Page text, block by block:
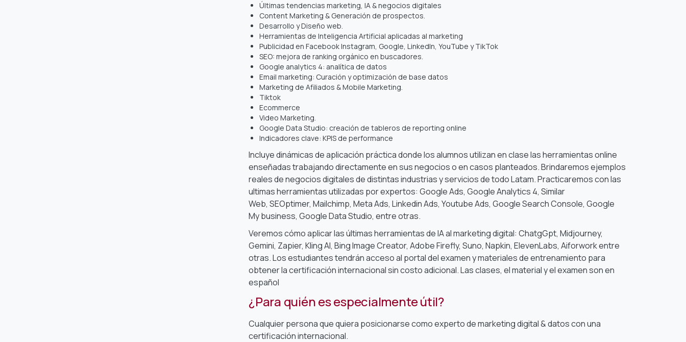
Últimas tendencias marketing, IA & negocios digitales
Content Marketing & Generación de prospectos.
Desarrollo y Diseño web.
Herramientas de Inteligencia Artificial aplicadas al marketing
Publicidad en Facebook Instagram, Google, LinkedIn, YouTube y TikTok
SEO: mejora de ranking orgánico en buscadores.
Google analytics 4: analítica de datos
Email marketing: Curación y optimización de base datos
Marketing de Afiliados & Mobile Marketing.
Tiktok
Ecommerce
Video Marketing.
Google Data Studio: creación de tableros de reporting online
Indicadores clave: KPIS de performance
Incluye dinámicas de aplicación práctica donde los alumnos utilizan en clase las herramientas online
enseñadas trabajando directamente en sus negocios o en casos planteados. Brindaremos ejemplos
reales de negocios digitales de distintas industrias y servicios de todo Latam. Practicaremos con las
ultimas herramientas utilizadas por expertos: Google Ads, Google Analytics 4, Similar
Web, SEOptimer, Mailchimp, Meta Ads, Linkedin Ads, Youtube Ads, Google Search Console, Google
My business, Google Data Studio, entre otras.
Veremos cómo aplicar las últimas herramientas de IA al marketing digital: ChatgGpt, Midjourney,
Gemini, Zapier, Kling AI, Bing Image Creator, Adobe Firefly, Suno, Napkin, ElevenLabs, Aiforwork entre
otras.Los estudiantes tendrán acceso al portal del examen y materiales de entrenamiento para
obtener la certificación internacional sin costo adicional. Las clases, el material y el examen son en
español
¿Para quién es especialmente útil?
Cualquier persona que quiera posicionarse como experto de marketing digital & datos con una
certificación internacional.